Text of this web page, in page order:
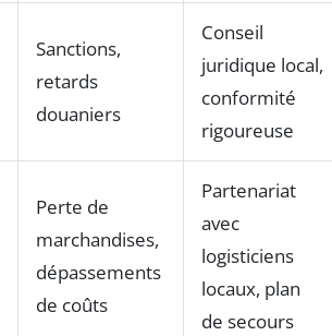
Sanctions,
retards
douaniers
Conseil
juridique local,
conformité
rigoureuse
Perte de
marchandises,
dépassements
de coûts
Partenariat
avec
logisticiens
locaux, plan
de secours